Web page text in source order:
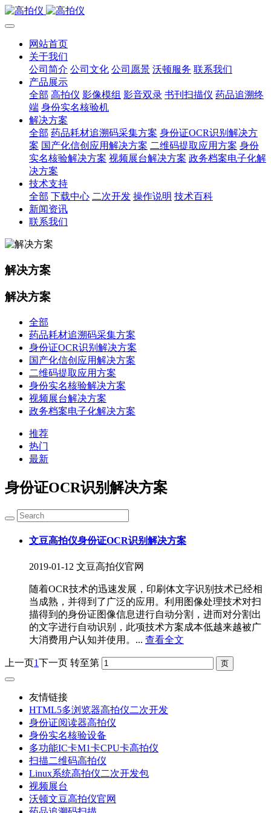
网站首页
关于我们
公司简介 公司文化 公司愿景 沃顿服务 联系我们
产品展示
全部 高拍仪 影像模组 影音双录 书刊扫描仪 药品追溯终
端 身份实名核验机
解决方案
全部 药品耗材追溯码采集方案 身份证OCR识别解决方
案 国产化信创应用解决方案 二维码提取应用方案 身份
实名核验解决方案 视频展台解决方案 政务档案电子化解
决方案
技术支持
全部 下载中心 二次开发 操作说明 技术百科
新闻资讯
联系我们
解决方案
解决方案
全部
药品耗材追溯码采集方案
身份证OCR识别解决方案
国产化信创应用解决方案
二维码提取应用方案
身份实名核验解决方案
视频展台解决方案
政务档案电子化解决方案
推荐
热门
最新
身份证OCR识别解决方案
文豆高拍仪身份证OCR识别解决方案
2019-01-12 文豆高拍仪官网
随着OCR技术的迅速发展，印刷体文字识别技术已经相
当成熟，并得到了广泛的应用。利用图像处理技术对扫
描得到的身份证图像信息进行自动分割，进而对分割出
的文字进行自动识别，此项技术方案成本低越来越被广
大消费用户认知并使用。... 查看全文
上一页1下一页 转至第
友情链接
HTML5多浏览器高拍仪二次开发
身份证阅读器高拍仪
身份实名核验设备
多功能IC卡M1卡CPU卡高拍仪
扫描二维码高拍仪
Linux系统高拍仪二次开发包
视频展台
沃顿文豆高拍仪官网